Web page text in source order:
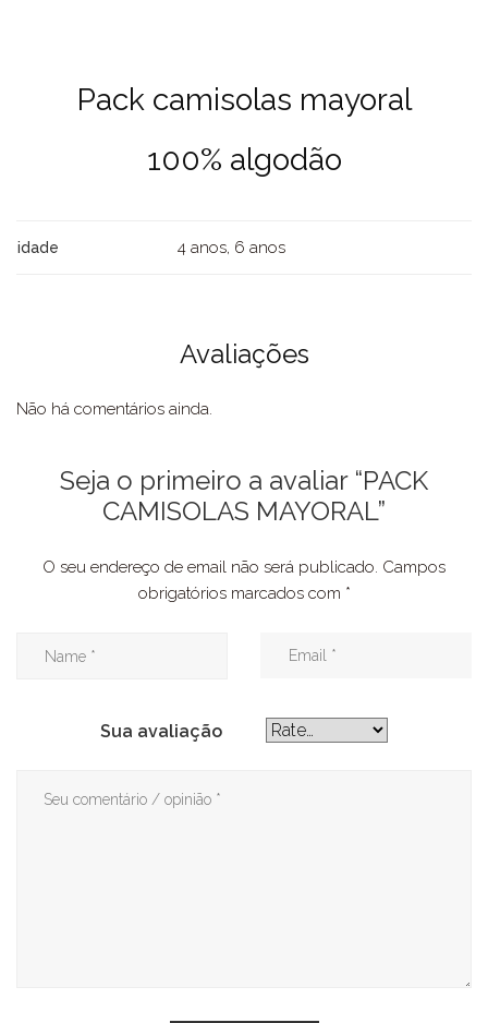
Pack camisolas mayoral
100% algodão
idade 4 anos, 6 anos
Avaliações
Não há comentários ainda.
Seja o primeiro a avaliar “PACK
CAMISOLAS MAYORAL”
O seu endereço de email não será publicado. Campos
obrigatórios marcados com *
Sua avaliação